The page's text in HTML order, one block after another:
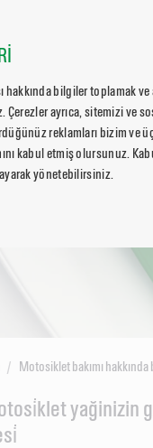
bilgiler toplamak
Çerezler ayrıca, sitemizi ve
reklamları bizim ve
kabul etmiş olursunuz.
yönetebilirsiniz.
Motosiklet bakımı
yağinizin